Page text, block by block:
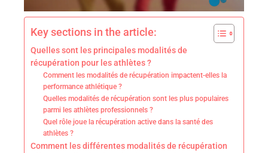
Key sections in the article:
Quelles sont les principales modalités de
récupération pour les athlètes ?
Comment les modalités de récupération impactent-elles la
performance athlétique ?
Quelles modalités de récupération sont les plus populaires
parmi les athlètes professionnels ?
Quel rôle joue la récupération active dans la santé des
athlètes ?
Comment les différentes modalités de récupération